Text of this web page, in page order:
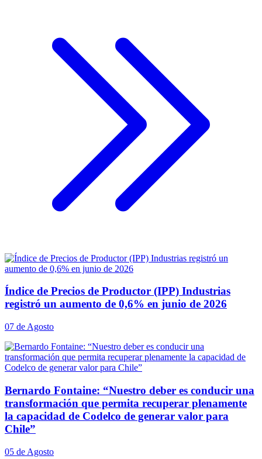
Índice de Precios de Productor (IPP) Industrias
registró un aumento de 0,6% en junio de 2026
07 de Agosto
Bernardo Fontaine: “Nuestro deber es conducir una
transformación que permita recuperar plenamente
la capacidad de Codelco de generar valor para
Chile”
05 de Agosto